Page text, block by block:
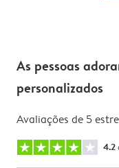
As pessoas
personalizados
Avaliações de 5
4.2